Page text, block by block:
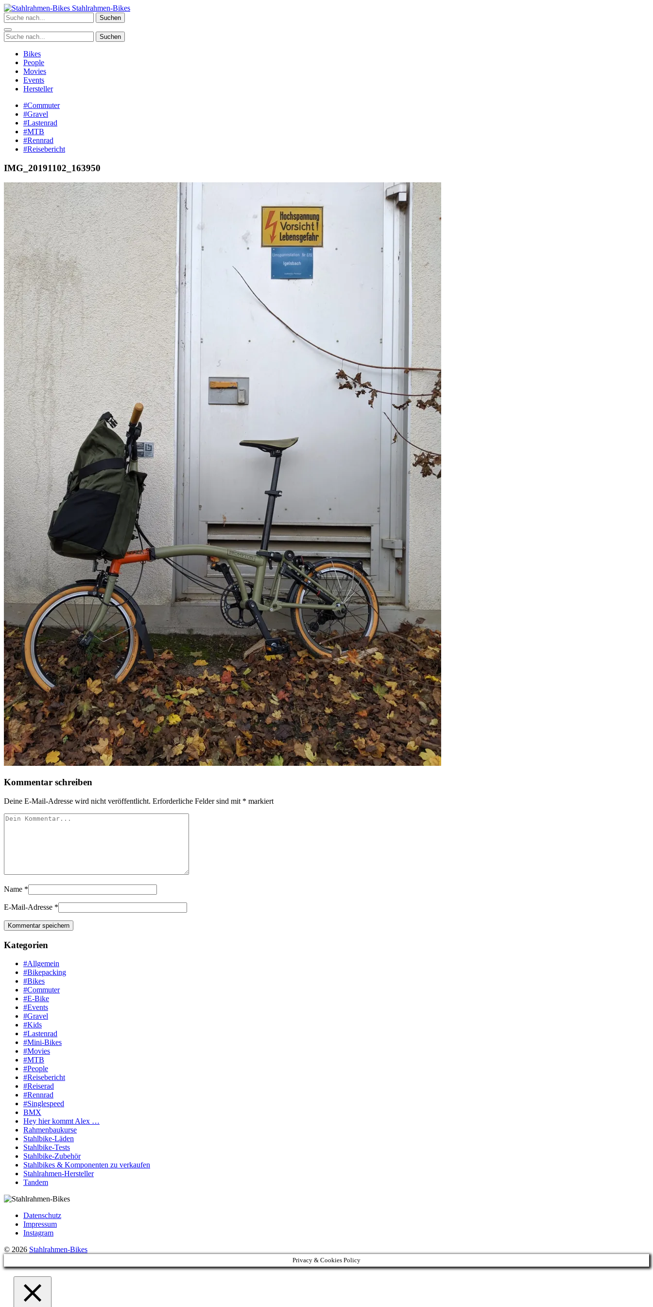
Zum
Inhalt
springen
Stahlrahmen-Bikes
Suchen
Suchen
Bikes
People
Movies
Events
Hersteller
#Commuter
#Gravel
#Lastenrad
#MTB
#Rennrad
#Reisebericht
IMG_20191102_163950
Kommentar schreiben
Deine E-Mail-Adresse wird nicht veröffentlicht. Erforderliche Felder sind mit * markiert
Name *
E-Mail-Adresse *
Kategorien
#Allgemein
#Bikepacking
#Bikes
#Commuter
#E-Bike
#Events
#Gravel
#Kids
#Lastenrad
#Mini-Bikes
#Movies
#MTB
#People
#Reisebericht
#Reiserad
#Rennrad
#Singlespeed
BMX
Hey hier kommt Alex …
Rahmenbaukurse
Stahlbike-Läden
Stahlbike-Tests
Stahlbike-Zubehör
Stahlbikes & Komponenten zu verkaufen
Stahlrahmen-Hersteller
Tandem
Datenschutz
Impressum
Instagram
© 2026 Stahlrahmen-Bikes
Privacy & Cookies Policy